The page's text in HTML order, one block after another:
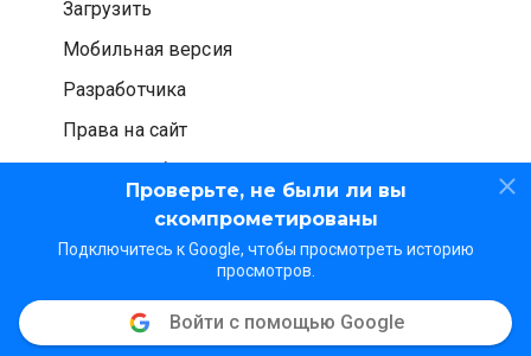
Проверьте, не были ли вы
скомпрометированы
Подключитесь к Google, чтобы просмотреть историю
просмотров.
Войти с помощью Google
Загрузить
Мобильная версия
Разработчика
Права на сайт
Проверка безопасности
© WOT Services LP. Все права защищены